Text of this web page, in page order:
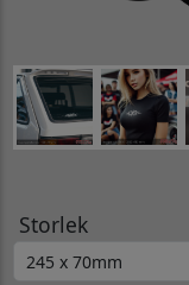
Storlek